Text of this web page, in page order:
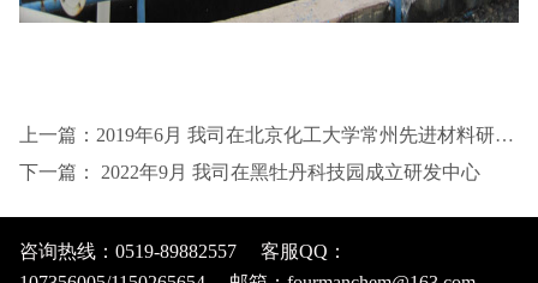
上一篇：2019年6月 我司在北京化工大学常州先进材料研究院成立研发中心
下一篇： 2022年9月 我司在黑牡丹科技园成立研发中心
咨询热线：0519-89882557 客服QQ：